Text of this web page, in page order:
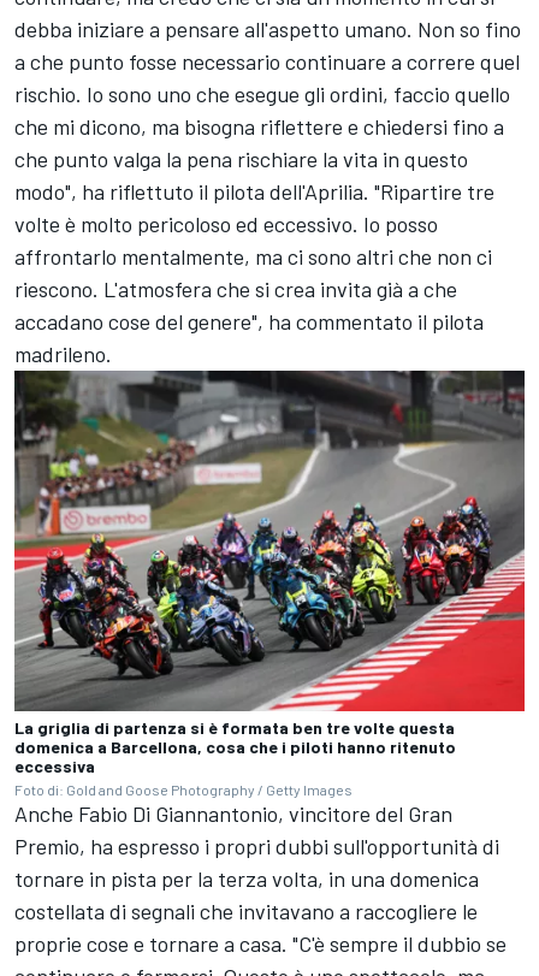
debba iniziare a pensare all'aspetto umano. Non so fino
a che punto fosse necessario continuare a correre quel
rischio. Io sono uno che esegue gli ordini, faccio quello
che mi dicono, ma bisogna riflettere e chiedersi fino a
che punto valga la pena rischiare la vita in questo
modo", ha riflettuto il pilota dell'Aprilia. "Ripartire tre
volte è molto pericoloso ed eccessivo. Io posso
affrontarlo mentalmente, ma ci sono altri che non ci
riescono. L'atmosfera che si crea invita già a che
accadano cose del genere", ha commentato il pilota
madrileno.
La griglia di partenza si è formata ben tre volte questa
domenica a Barcellona, cosa che i piloti hanno ritenuto
eccessiva
Foto di: Gold and Goose Photography / Getty Images
Anche Fabio Di Giannantonio, vincitore del Gran
Premio, ha espresso i propri dubbi sull'opportunità di
tornare in pista per la terza volta, in una domenica
costellata di segnali che invitavano a raccogliere le
proprie cose e tornare a casa. "C'è sempre il dubbio se